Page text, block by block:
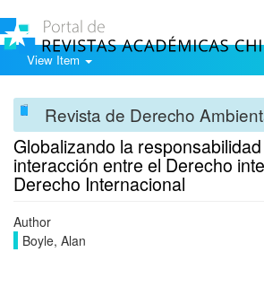
View Item
Revista de Derecho
Globalizando la
interacción entre el Derecho
Derecho Internacional
Author
Boyle, Alan